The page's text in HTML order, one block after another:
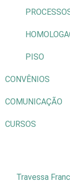
PISO
CONVÊNIOS
COMUNICAÇÃO
CURSOS
Travessa